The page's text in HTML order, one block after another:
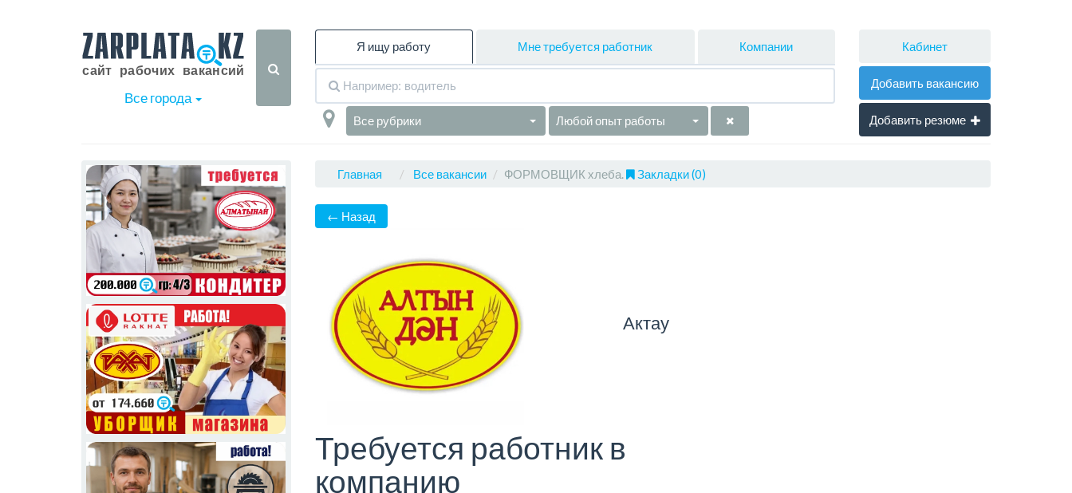
Все города
Я ищу работу Мне требуется работник Компании
Все рубрики Любой опыт работы
Кабинет
Добавить вакансию
Добавить резюме
Главная Все вакансии ФОРМОВЩИК хлеба. Закладки (0)
← Назад
Актау
Требуется работник в
компанию